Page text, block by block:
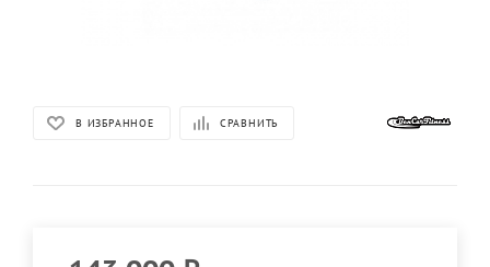
В ИЗБРАННОЕ СРАВНИТЬ